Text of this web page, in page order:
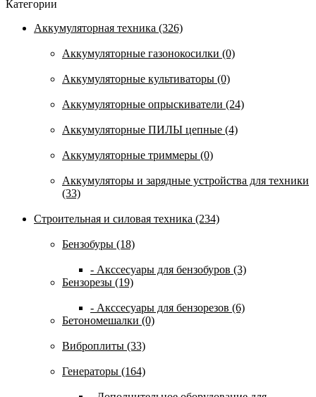
Категории
Аккумуляторная техника (326)
Аккумуляторные газонокосилки (0)
Аккумуляторные культиваторы (0)
Аккумуляторные опрыскиватели (24)
Аккумуляторные ПИЛЫ цепные (4)
Аккумуляторные триммеры (0)
Аккумуляторы и зарядные устройства для техники
(33)
Строительная и силовая техника (234)
Бензобуры (18)
- Акссесуары для бензобуров (3)
Бензорезы (19)
- Акссесуары для бензорезов (6)
Бетономешалки (0)
Виброплиты (33)
Генераторы (164)